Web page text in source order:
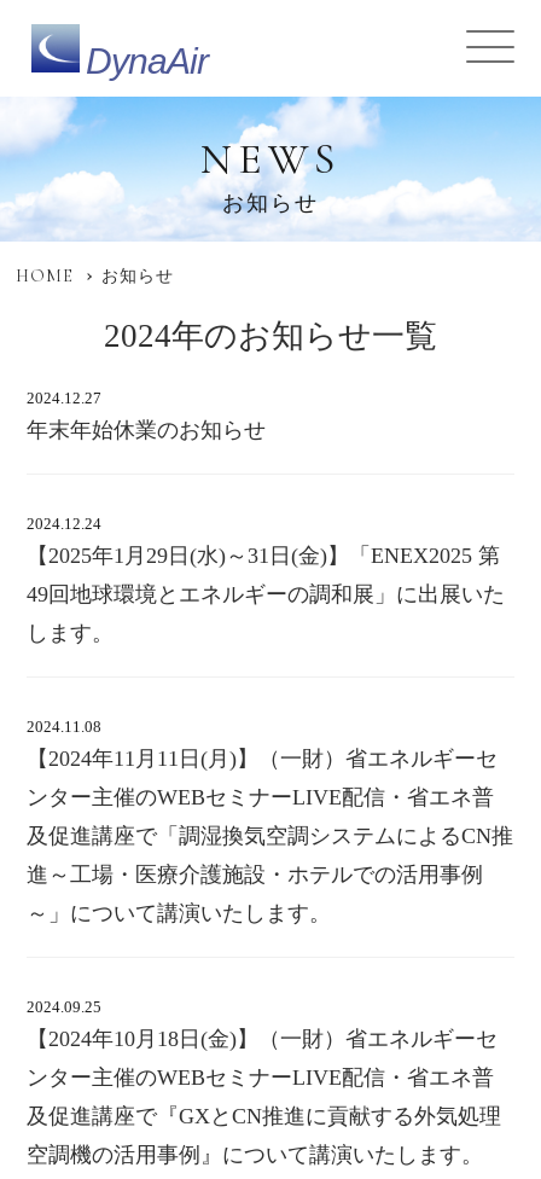
DynaAir
NEWS
お知らせ
HOME お知らせ
2024年のお知らせ一覧
2024.12.27
年末年始休業のお知らせ
2024.12.24
【2025年1月29日(水)～31日(金)】「ENEX2025 第
49回地球環境とエネルギーの調和展」に出展いた
します。
2024.11.08
【2024年11月11日(月)】（一財）省エネルギーセ
ンター主催のWEBセミナーLIVE配信・省エネ普
及促進講座で「調湿換気空調システムによるCN推
進～工場・医療介護施設・ホテルでの活用事例
～」について講演いたします。
2024.09.25
【2024年10月18日(金)】（一財）省エネルギーセ
ンター主催のWEBセミナーLIVE配信・省エネ普
及促進講座で『GXとCN推進に貢献する外気処理
空調機の活用事例』について講演いたします。